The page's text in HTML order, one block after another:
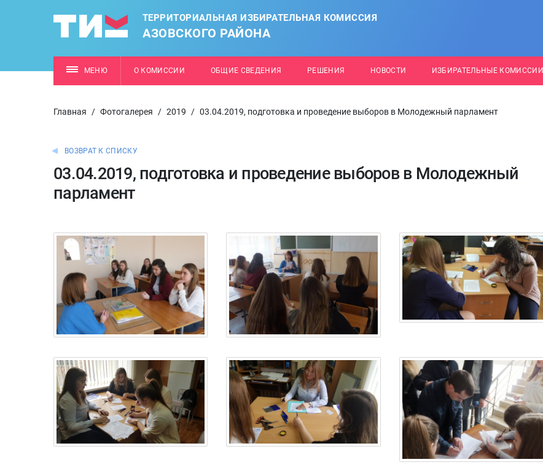
ТЕРРИТОРИАЛЬНАЯ ИЗБИРАТЕЛЬНАЯ КОМИССИЯ
АЗОВСКОГО РАЙОНА
МЕНЮ О КОМИССИИ ОБЩИЕ СВЕДЕНИЯ РЕШЕНИЯ НОВОСТИ ИЗБИРАТЕЛЬНЫЕ КОМИССИИ
Главная / Фотогалерея / 2019 / 03.04.2019, подготовка и проведение выборов в Молодежный парламент
ВОЗВРАТ К СПИСКУ
03.04.2019, подготовка и проведение выборов в Молодежный
парламент